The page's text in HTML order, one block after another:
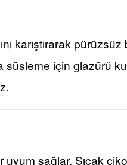
karıştırarak pürüzsüz
için glazürü
sağlar. Sıcak